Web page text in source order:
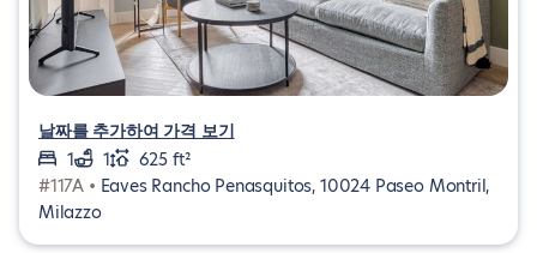
날짜를 추가하여 가격 보기
1
1
625 ft²
#117A • Eaves Rancho Penasquitos, 10024 Paseo Montril,
Milazzo